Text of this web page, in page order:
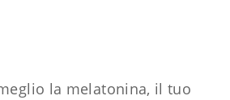
la melatonina, il tuo